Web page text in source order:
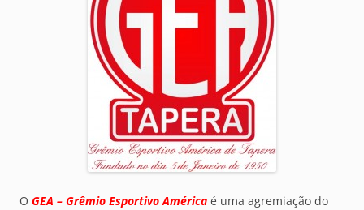
O GEA – Grêmio Esportivo América é uma agremiação do